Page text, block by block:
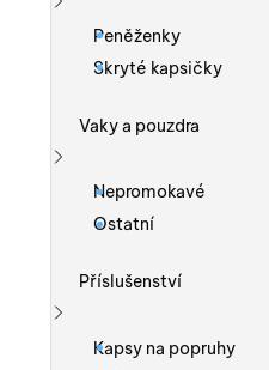
Zobrazit více
Peněženky
Skryté kapsičky
Vaky a pouzdra
Zobrazit více
Nepromokavé
Ostatní
Příslušenství
Kapsy na popruhy